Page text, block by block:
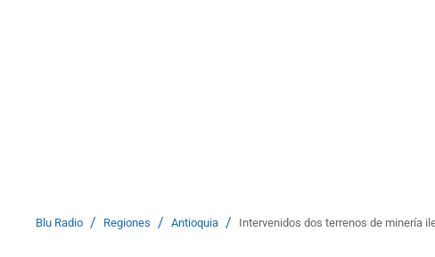
Blu Radio / Regiones / Antioquia / Intervenidos dos terrenos de minería